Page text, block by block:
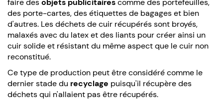
faire desobjets publicitairescomme des portefeuilles,
des porte-cartes, des étiquettes de bagages et bien
d'autres. Les déchets de cuir récupérés sont broyés,
malaxés avec du latex et des liants pour créer ainsi un
cuir solide et résistant du même aspect que le cuir non
reconstitué.
Ce type de production peut être considéré comme le
dernier stade du recyclage puisqu'il récupère des
déchets qui n'allaient pas être récupérés.